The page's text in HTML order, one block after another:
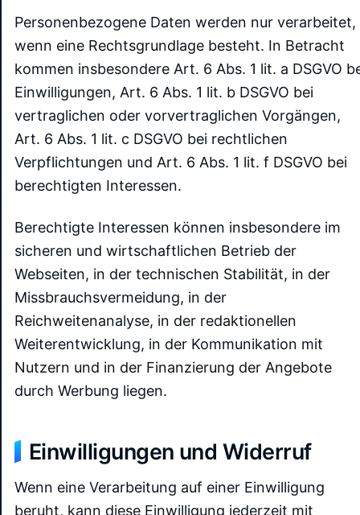
Personenbezogene Daten werden nur verarbeitet,
wenn eine Rechtsgrundlage besteht. In Betracht
kommen insbesondere Art. 6 Abs. 1 lit. a DSGVO
Einwilligungen, Art. 6 Abs. 1 lit. b DSGVO bei
vertraglichen oder vorvertraglichen Vorgängen,
Art. 6 Abs. 1 lit. c DSGVO bei rechtlichen
Verpflichtungen und Art. 6 Abs. 1 lit. f DSGVO bei
berechtigten Interessen.
Berechtigte Interessen können insbesondere im
sicheren und wirtschaftlichen Betrieb der
Webseiten, in der technischen Stabilität, in der
Missbrauchsvermeidung, in der
Reichweitenanalyse, in der redaktionellen
Weiterentwicklung, in der Kommunikation mit
Nutzern und in der Finanzierung der Angebote
durch Werbung liegen.
Einwilligungen und Widerruf
Wenn eine Verarbeitung auf einer Einwilligung
beruht, kann diese Einwilligung jederzeit mit